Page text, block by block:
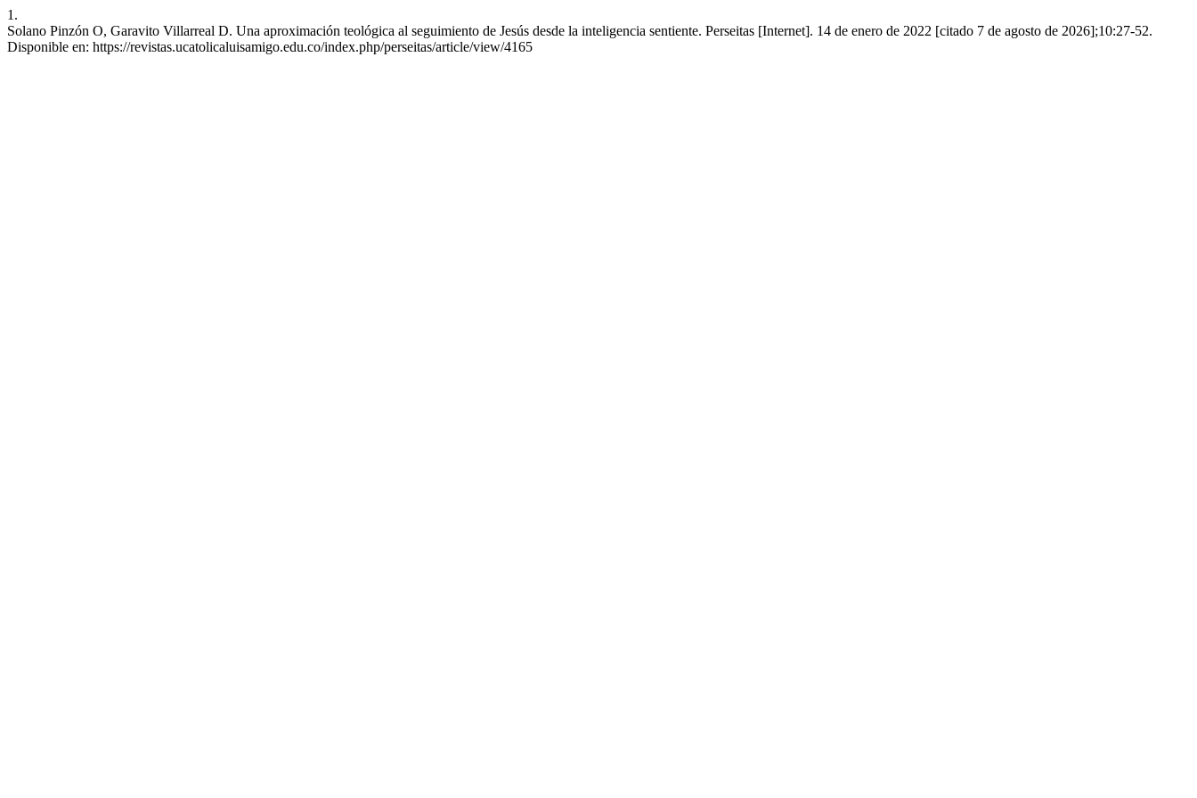
1.
Solano Pinzón O, Garavito Villarreal D. Una aproximación teológica al seguimiento de Jesús desde la inteligencia sentiente. Perseitas [Internet]. 14 de enero de 2022 [citado 7 de agosto de 2026];10:27-52.
Disponible en: https://revistas.ucatolicaluisamigo.edu.co/index.php/perseitas/article/view/4165